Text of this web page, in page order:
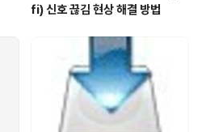
fi) 신호 끊김 현상 해결 방법